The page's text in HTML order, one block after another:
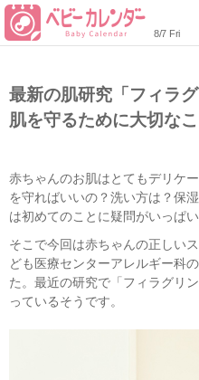
8/7 Fri
最新の肌研究「フィラ
肌を守るために大切な
赤ちゃんのお肌はとてもデリケ
を守ればいいの？洗い方は？保
は初めてのことに疑問がいっぱい
そこで今回は赤ちゃんの正しい
ども医療センターアレルギー科
た。最近の研究で「フィラグリ
っているそうです。